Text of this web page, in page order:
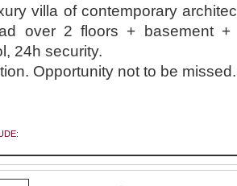
villa of contemporary
over 2 floors + basement
24h security.
Opportunity not to be missed.